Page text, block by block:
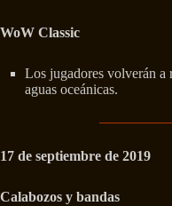
WoW Classic
Los jugadores volverán a
aguas oceánicas.
17 de septiembre de 2019
Calabozos y bandas